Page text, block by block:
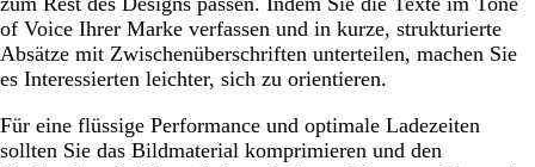
of Voice Ihrer Marke verfassen und in kurze, strukturierte
Absätze mit Zwischenüberschriften unterteilen, machen Sie
es Interessierten leichter, sich zu orientieren.
Für eine flüssige Performance und optimale Ladezeiten
sollten Sie das Bildmaterial komprimieren und den